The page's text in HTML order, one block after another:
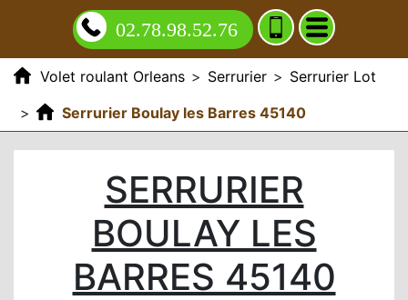
02.78.98.52.76
Volet roulant Orleans > Serrurier > Serrurier Lot
>
Serrurier Boulay les Barres 45140
SERRURIER
BOULAY LES
BARRES 45140